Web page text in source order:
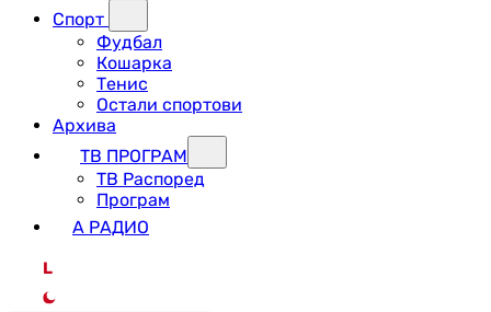
Спорт
Фудбал
Кошарка
Тенис
Остали спортови
Архива
ТВ ПРОГРАМ
ТВ Распоред
Програм
А РАДИО
L